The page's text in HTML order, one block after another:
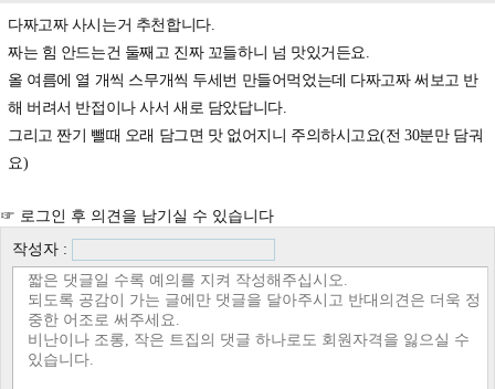
다짜고짜 사시는거 추천합니다.
짜는 힘 안드는건 둘째고 진짜 꼬들하니 넘 맛있거든요.
올 여름에 열 개씩 스무개씩 두세번 만들어먹었는데 다짜고짜 써보고 반
해 버려서 반접이나 사서 새로 담았답니다.
그리고 짠기 뺄때 오래 담그면 맛 없어지니 주의하시고요(전 30분만 담궈
요)
☞ 로그인 후 의견을 남기실 수 있습니다
작성자 :